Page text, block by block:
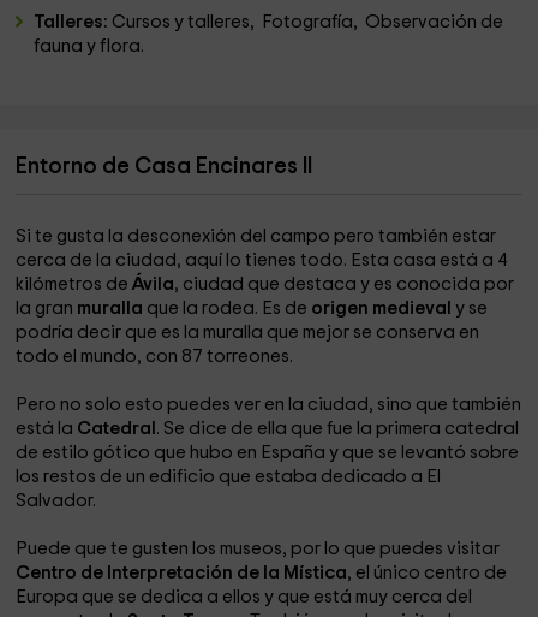
Talleres: Cursos y talleres, Fotografía, Observación de
fauna y flora.
Entorno de Casa Encinares II
Si te gusta la desconexión del campo pero también estar
cerca de la ciudad, aquí lo tienes todo. Esta casa está a 4
kilómetros deÁvila, ciudad que destaca y es conocida por
la gran muralla que la rodea. Es de origen medieval y se
podría decir que es la muralla que mejor se conserva en
todo el mundo, con 87 torreones.
Pero no solo esto puedes ver en la ciudad, sino que también
está la Catedral . Se dice de ella que fue la primera catedral
de estilo gótico que hubo en España y que se levantó sobre
los restos de un edificio que estaba dedicado a El
Salvador.
Puede que te gusten los museos, por lo que puedes visitar
Centro de Interpretación de la Mística, el único centro de
Europa que se dedica a ellos y que está muy cerca del